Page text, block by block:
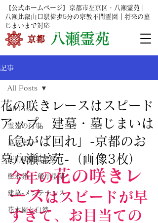
​京都 ​八瀬霊苑
【公式ホームページ】京都市左京区・八瀬霊苑｜
八瀬比叡山口駅徒歩5分の宗教不問霊園｜将来の墓
じまいまで対応
記事
All Posts
霊苑の行事
墓じまい
使用期間限定墓
樹木葬-一般小型墓
建墓-メンテナンス
花木園と自然
All Posts
花の咲きレースはスピード
アップ。建墓・墓じまいは
「急がば回れ」-京都のお
墓八瀬霊苑-（画像3枚）
今年の花の咲きレ
ースはスビードが早
すぎて、お目当ての